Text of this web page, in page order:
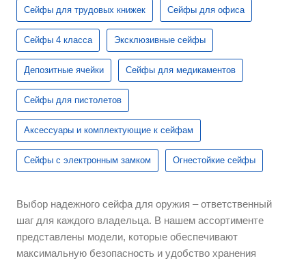
Сейфы для трудовых книжек Сейфы для офиса
Сейфы 4 класса Эксклюзивные сейфы
Депозитные ячейки Сейфы для медикаментов
Сейфы для пистолетов
Аксессуары и комплектующие к сейфам
Сейфы с электронным замком Огнестойкие сейфы
Выбор надежного сейфа для оружия – ответственный
шаг для каждого владельца. В нашем ассортименте
представлены модели, которые обеспечивают
максимальную безопасность и удобство хранения